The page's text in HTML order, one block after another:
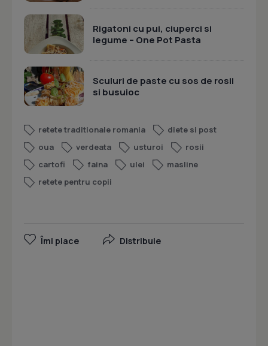
Rigatoni cu pui, ciuperci si
legume – One Pot Pasta
Sculuri de paste cu sos de rosii
si busuioc
retete traditionale romania
diete si post
oua
verdeata usturoi
rosii
cartofi
faina ulei
masline
retete pentru copii
Îmi place Distribuie